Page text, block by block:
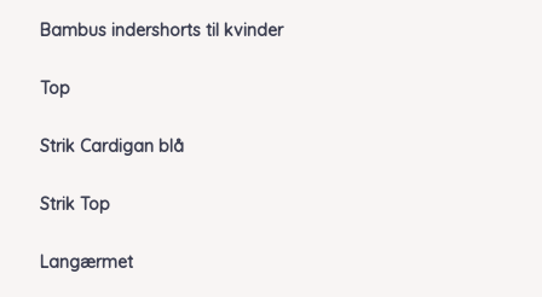
Bambus indershorts til kvinder
Top
Strik Cardigan blå
Strik Top
Langærmet